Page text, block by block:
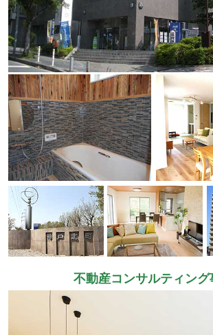
不動産コンサルティング